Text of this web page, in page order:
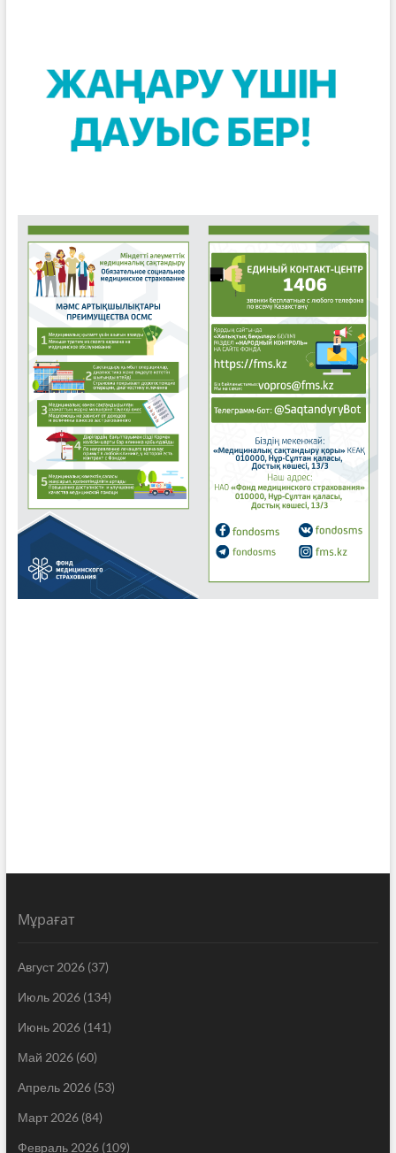
Мұрағат
Август 2026(37)
Июль 2026(134)
Июнь 2026(141)
Май 2026(60)
Апрель 2026(53)
Март 2026(84)
Февраль 2026(109)